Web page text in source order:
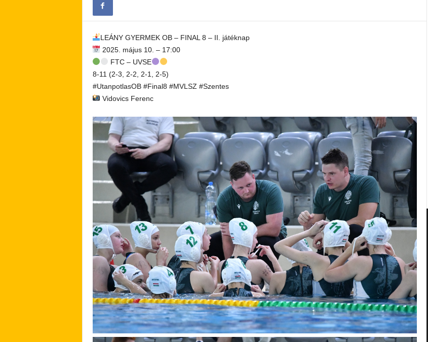
LEÁNY GYERMEK OB – FINAL 8 – II. játéknap
2025. május 10. – 17:00
FTC – UVSE
8-11 (2-3, 2-2, 2-1, 2-5)
#UtanpotlasOB #Final8 #MVLSZ #Szentes
Vidovics Ferenc